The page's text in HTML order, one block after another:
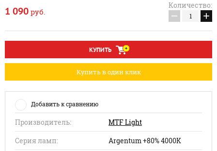
1 090 руб.
Количество:
− +
КУПИТЬ
Купить в один клик
Добавить к сравнению
Производитель:
MTF Light
Серия ламп:
Argentum +80% 4000K